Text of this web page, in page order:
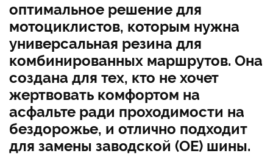
оптимальное решение для
мотоциклистов, которым нужна
универсальная резина для
комбинированных маршрутов. Она
создана для тех, кто не хочет
жертвовать комфортом на
асфальте ради проходимости на
бездорожье, и отлично подходит
для замены заводской (OE) шины.